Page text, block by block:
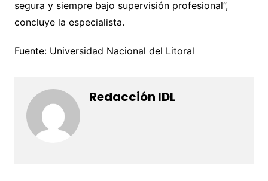
segura y siempre bajo supervisión profesional”,
concluye la especialista.
Fuente: Universidad Nacional del Litoral
Redacción IDL